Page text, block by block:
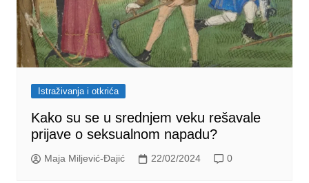
Istraživanja i otkrića
Kako su se u srednjem veku rešavale
prijave o seksualnom napadu?
Maja Miljević-Đajić 22/02/2024 0